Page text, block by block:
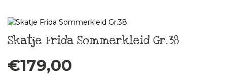
Skatje Frida Sommerkleid Gr.38
€179,00